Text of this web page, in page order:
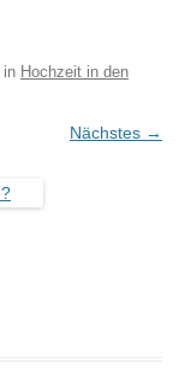
in Hochzeit in den
Nächstes →